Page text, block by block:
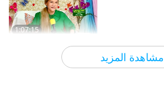
مشاهدة المزيد
1:07:15
بين المعلمة والتلاميذ